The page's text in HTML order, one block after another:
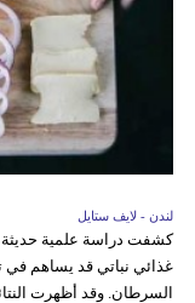
لندن - لايف ستايل
كشفت دراسة علمية حديثة
غذائي نباتي قد يساهم في
السرطان. وقد أظهرت